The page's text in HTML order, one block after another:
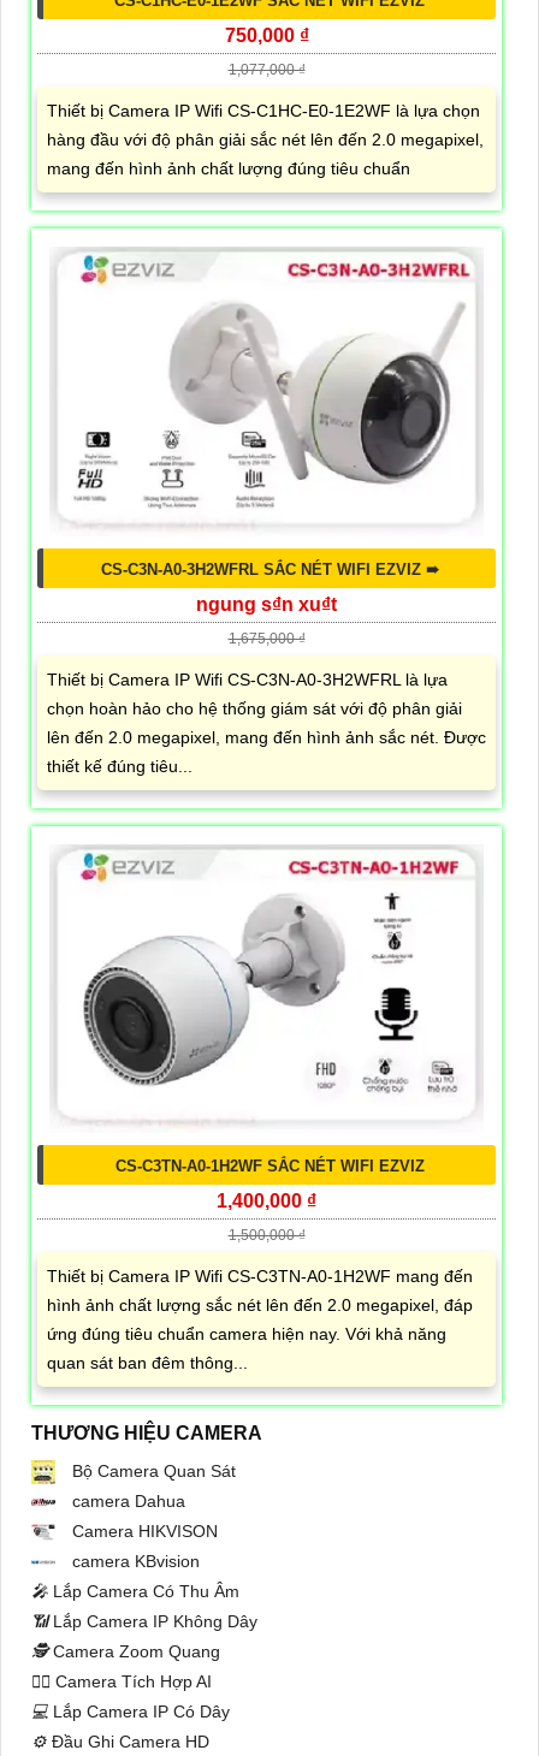
750,000 ₫
1,077,000 ₫
Thiết bị Camera IP Wifi CS-C1HC-E0-1E2WF là lựa chọn
hàng đầu với độ phân giải sắc nét lên đến 2.0 megapixel,
mang đến hình ảnh chất lượng đúng tiêu chuẩn
CS-C3N-A0-3H2WFRL SẮC NÉT WIFI EZVIZ ➠
ngung s₫n xu₫t
1,675,000 ₫
Thiết bị Camera IP Wifi CS-C3N-A0-3H2WFRL là lựa
chọn hoàn hảo cho hệ thống giám sát với độ phân giải
lên đến 2.0 megapixel, mang đến hình ảnh sắc nét. Được
thiết kế đúng tiêu...
CS-C3TN-A0-1H2WF SẮC NÉT WIFI EZVIZ
1,400,000 ₫
1,500,000 ₫
Thiết bị Camera IP Wifi CS-C3TN-A0-1H2WF mang đến
hình ảnh chất lượng sắc nét lên đến 2.0 megapixel, đáp
ứng đúng tiêu chuẩn camera hiện nay. Với khả năng
quan sát ban đêm thông...
THƯƠNG HIỆU CAMERA
Bộ Camera Quan Sát
camera Dahua
Camera HIKVISON
camera KBvision
️🎤️ Lắp Camera Có Thu Âm
📶Lắp Camera IP Không Dây
🕵️Camera Zoom Quang
🧛‍♀️ Camera Tích Hợp AI
💻 Lắp Camera IP Có Dây
⚙️ Đầu Ghi Camera HD